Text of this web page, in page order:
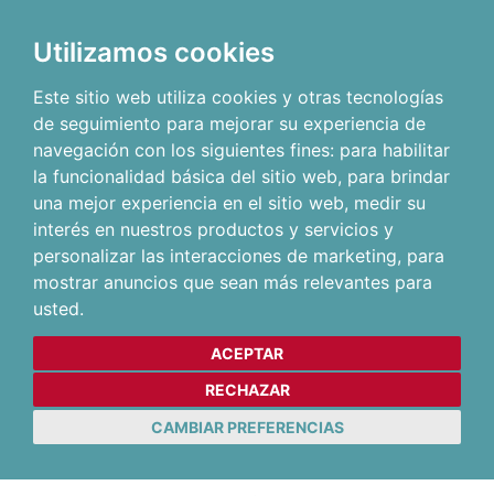
Utilizamos cookies
Este sitio web utiliza cookies y otras tecnologías
de seguimiento para mejorar su experiencia de
navegación con los siguientes fines: para habilitar
la funcionalidad básica del sitio web, para brindar
una mejor experiencia en el sitio web, medir su
interés en nuestros productos y servicios y
personalizar las interacciones de marketing, para
mostrar anuncios que sean más relevantes para
usted.
ACEPTAR
RECHAZAR
CAMBIAR PREFERENCIAS